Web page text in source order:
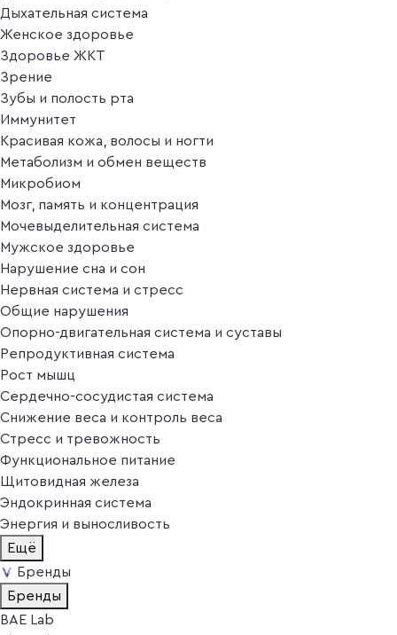
Дыхательная система
Женское здоровье
Здоровье ЖКТ
Зрение
Зубы и полость рта
Иммунитет
Красивая кожа, волосы и ногти
Метаболизм и обмен веществ
Микробиом
Мозг, память и концентрация
Мочевыделительная система
Мужское здоровье
Нарушение сна и сон
Нервная система и стресс
Общие нарушения
Опорно-двигательная система и суставы
Репродуктивная система
Рост мышц
Сердечно-сосудистая система
Снижение веса и контроль веса
Стресс и тревожность
Функциональное питание
Щитовидная железа
Эндокринная система
Энергия и выносливость
Ещё
Бренды
Бренды
BAE Lab